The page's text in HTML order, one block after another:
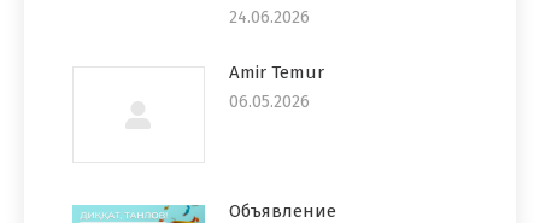
24.06.2026
Amir Temur
06.05.2026
Объявление